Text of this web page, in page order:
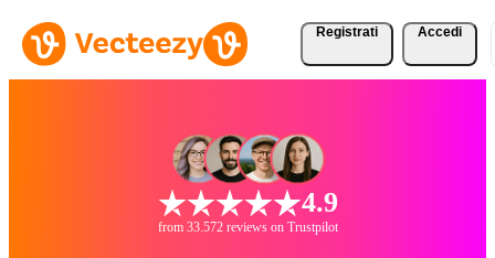
Registrati Accedi
4.9
from 33.572 reviews on Trustpilot